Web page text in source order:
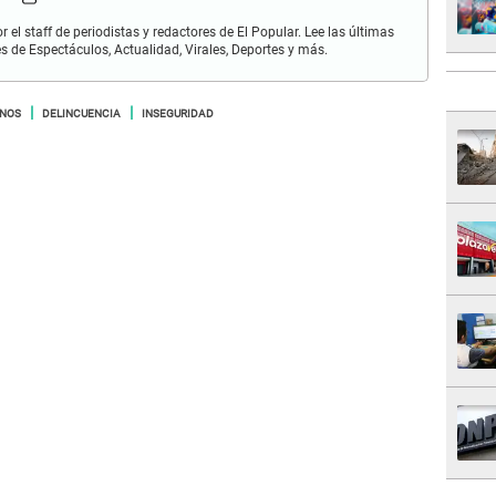
el staff de periodistas y redactores de El Popular. Lee las últimas
de Espectáculos, Actualidad, Virales, Deportes y más.
DELINCUENCIA INSEGURIDAD